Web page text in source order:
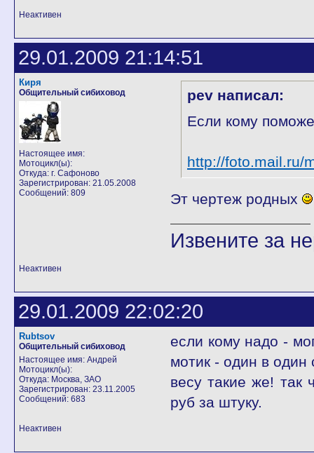
Неактивен
29.01.2009 21:14:51
Киря
Общительный сибиховод
Настоящее имя:
Мотоцикл(ы):
Откуда: г. Сафоново
Зарегистрирован: 21.05.2008
Сообщений: 809
pev написал:
Если кому
http://foto.mail.ru/
Эт чертеж родных
Извените за
Неактивен
29.01.2009 22:02:20
Rubtsov
Общительный сибиховод
Настоящее имя: Андрей
Мотоцикл(ы):
Откуда: Москва, ЗАО
Зарегистрирован: 23.11.2005
Сообщений: 683
если кому надо -
мотик - один в один
весу такие же! так
руб за штуку.
Неактивен